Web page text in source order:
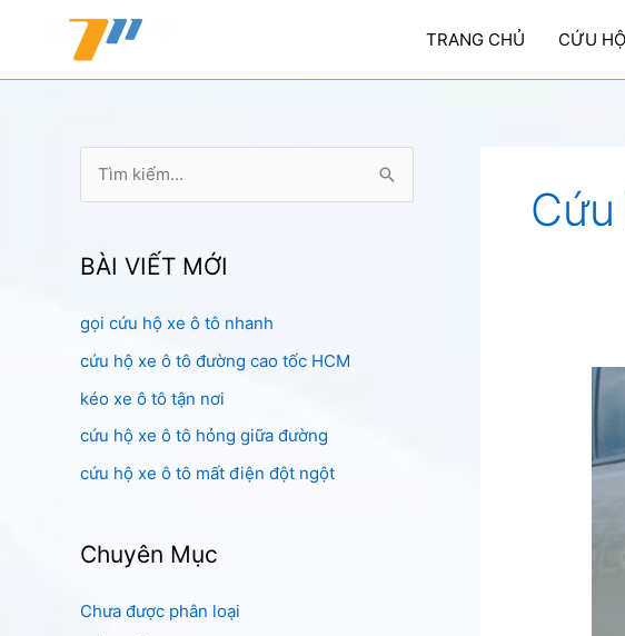
TRANG CHỦ CỨU
k
ế
m
:
BÀI VIẾT MỚI
gọi cứu hộ xe ô tô nhanh
cứu hộ xe ô tô đường cao tốc HCM
kéo xe ô tô tận nơi
cứu hộ xe ô tô hỏng giữa đường
cứu hộ xe ô tô mất điện đột ngột
Chuyên Mục
Chưa được phân loại